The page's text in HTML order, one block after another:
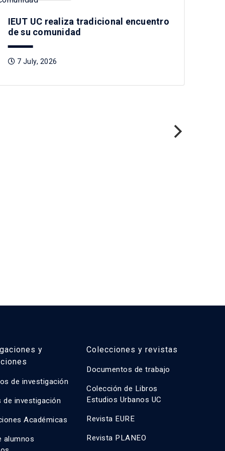
IEUT UC realiza tradicional encuentro
de su comunidad
7 July, 2026
y
de investigación
de investigación
Académicas
alumnos
Colecciones y revistas
Documentos de trabajo
Colección de Libros
Estudios Urbanos UC
Revista EURE
Revista PLANEO